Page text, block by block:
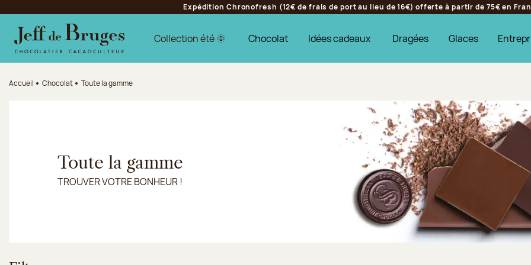
Aller au contenu principal
Aller au pied de page
Expédition Chronofresh (12€ de frais de port au lieu de 16€) offerte à partir de 75€ en
Collection été 🌞 Chocolat Idées cadeaux Dragées Glaces
Accueil Chocolat Toute la gamme
Toute la gamme
TROUVER VOTRE BONHEUR !